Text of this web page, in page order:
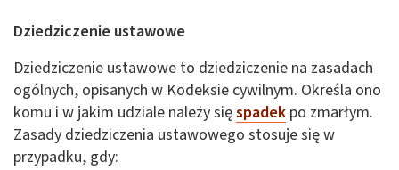
Dziedziczenie ustawowe
Dziedziczenie ustawowe to dziedziczenie na zasadach
ogólnych, opisanych w Kodeksie cywilnym. Określa ono
komu i w jakim udziale należy sięspadek po zmarłym.
Zasady dziedziczenia ustawowego stosuje się w
przypadku, gdy: